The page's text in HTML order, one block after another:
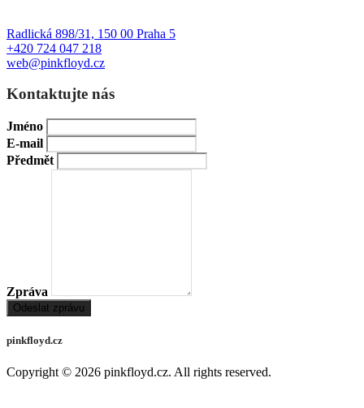
Radlická 898/31, 150 00 Praha 5
+420 724 047 218
web@pinkfloyd.cz
Kontaktujte nás
Jméno
E-mail
Předmět
Zpráva
Odeslat zprávu
pinkfloyd.cz
Copyright © 2026 pinkfloyd.cz. All rights reserved.